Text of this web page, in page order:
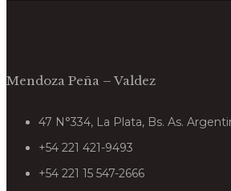
Mendoza Peña – Valdez
47 N°334, La Plata, Bs. As.
+54 221 421-9493
+54 221 15 547-2666